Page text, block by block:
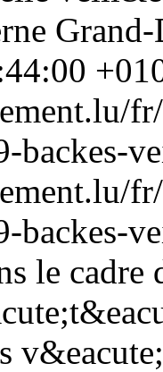
backes-
backes-
le